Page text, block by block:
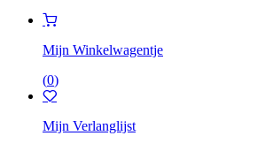
Mijn Winkelwagentje
(0)
Mijn Verlanglijst